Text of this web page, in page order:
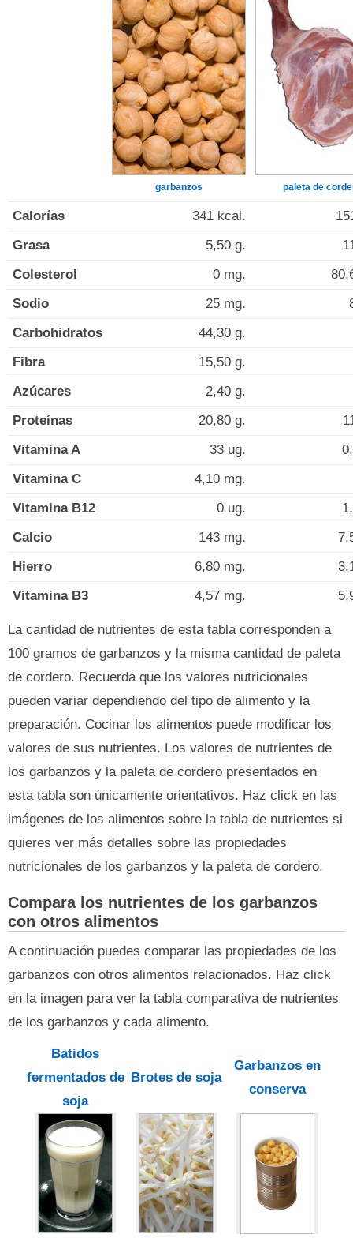
garbanzos paleta de
Calorías 341 kcal.
Grasa
5,50 g.
Colesterol
0 mg.
Sodio
25 mg.
Carbohidratos
44,30 g.
Fibra
15,50 g.
Azúcares
2,40 g.
Proteínas
20,80 g.
Vitamina A
33 ug.
Vitamina C
4,10 mg.
Vitamina B12
0 ug.
Calcio
143 mg.
Hierro
6,80 mg.
Vitamina B3
4,57 mg.
La cantidad de nutrientes de esta tabla corresponden a
100 gramos de garbanzos y la misma cantidad de paleta
de cordero. Recuerda que los valores nutricionales
pueden variar dependiendo del tipo de alimento y la
preparación. Cocinar los alimentos puede modificar los
valores de sus nutrientes. Los valores de nutrientes de
los garbanzos y la paleta de cordero presentados en
esta tabla son únicamente orientativos. Haz click en las
imágenes de los alimentos sobre la tabla de nutrientes si
quieres ver más detalles sobre las propiedades
nutricionales de los garbanzos y la paleta de cordero.
Compara los nutrientes de los garbanzos
con otros alimentos
A continuación puedes comparar las propiedades de los
garbanzos con otros alimentos relacionados. Haz click
en la imagen para ver la tabla comparativa de nutrientes
de los garbanzos y cada alimento.
Batidos
fermentados de
soja
Brotes de soja
Garbanzos en
conserva